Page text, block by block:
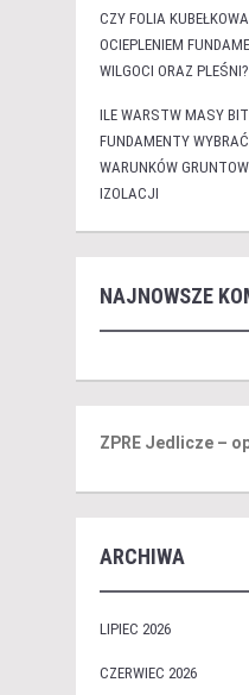
CZY FOLIA
OCIEPLENIEM
WILGOCI ORAZ PLEŚNI?
ILE WARSTW MASY
FUNDAMENTY
WARUNKÓW
IZOLACJI
NAJNOWSZE
ZPRE Jedlicze –
ARCHIWA
LIPIEC 2026
CZERWIEC 2026